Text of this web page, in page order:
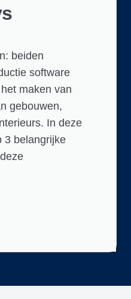
beiden
software
maken van
gebouwen,
In deze
3 belangrijke